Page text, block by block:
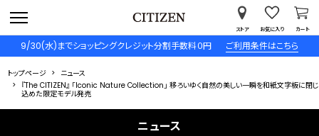
9/30(水)までショッピングクレジット分割手数料０円 ご利用条件はこちら
ストア お気に入り カート
トップページ
ニュース
『The CITIZEN』 「Iconic Nature Collection」 移ろいゆく自然の美しい一瞬を和紙文字板に閉じ
込めた限定モデル発売
ニュース